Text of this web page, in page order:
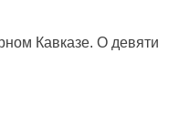
Кавказе. О девяти